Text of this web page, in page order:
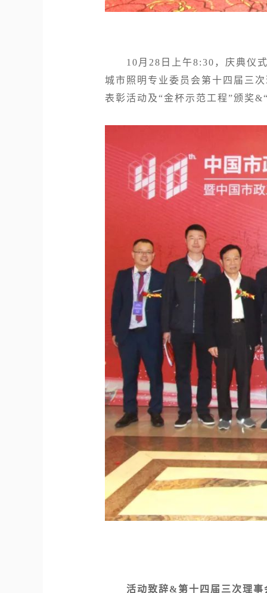
10月28日上午8:30，庆典仪式
城市照明专业委员会第十四届三
表彰活动及“金杯示范工程”颁奖
活动致辞&第十四届三次理事